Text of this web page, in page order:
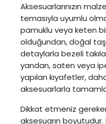
Aksesuarlarınızın
temasıyla uyumlu
pamuklu veya keten
olduğundan, doğal
detaylarla bezeli
yandan, saten veya
yapılan kıyafetler,
aksesuarlarla
Dikkat etmeniz
aksesuarın